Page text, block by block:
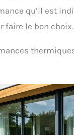
qu’il est
faire le bon choix.